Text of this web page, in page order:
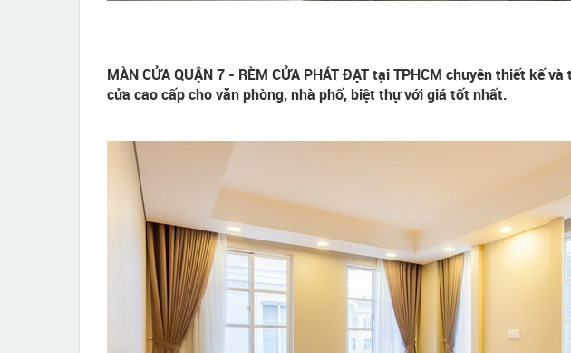
MÀN CỬA QUẬN 7 - RÈM CỬA PHÁT ĐẠT tại TPHCM chuyên thiết kế
cửa cao cấp cho văn phòng, nhà phố, biệt thự với giá tốt nhất.